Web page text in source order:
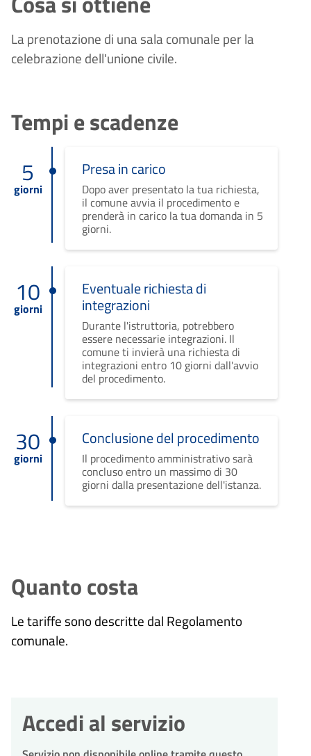
La prenotazione di una sala comunale per la
celebrazione dell'unione civile.
Tempi e scadenze
5
giorni
Presa in carico
Dopo aver presentato la tua richiesta,
il comune avvia il procedimento e
prenderà in carico la tua domanda in 5
giorni.
10
giorni
Eventuale richiesta di
integrazioni
Durante l'istruttoria, potrebbero
essere necessarie integrazioni. Il
comune ti invierà una richiesta di
integrazioni entro 10 giorni dall'avvio
del procedimento.
30
giorni
Conclusione del procedimento
Il procedimento amministrativo sarà
concluso entro un massimo di 30
giorni dalla presentazione dell'istanza.
Quanto costa
Letariffe sono descritte dal Regolamento
comunale.
Accedi al servizio